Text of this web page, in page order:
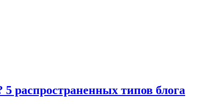
5 распространенных типов блога